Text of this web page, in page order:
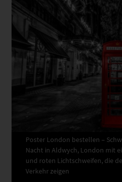
Poster London bestellen –
Nacht in Aldwych, London mit
und roten Lichtschweifen, die
Verkehr zeigen